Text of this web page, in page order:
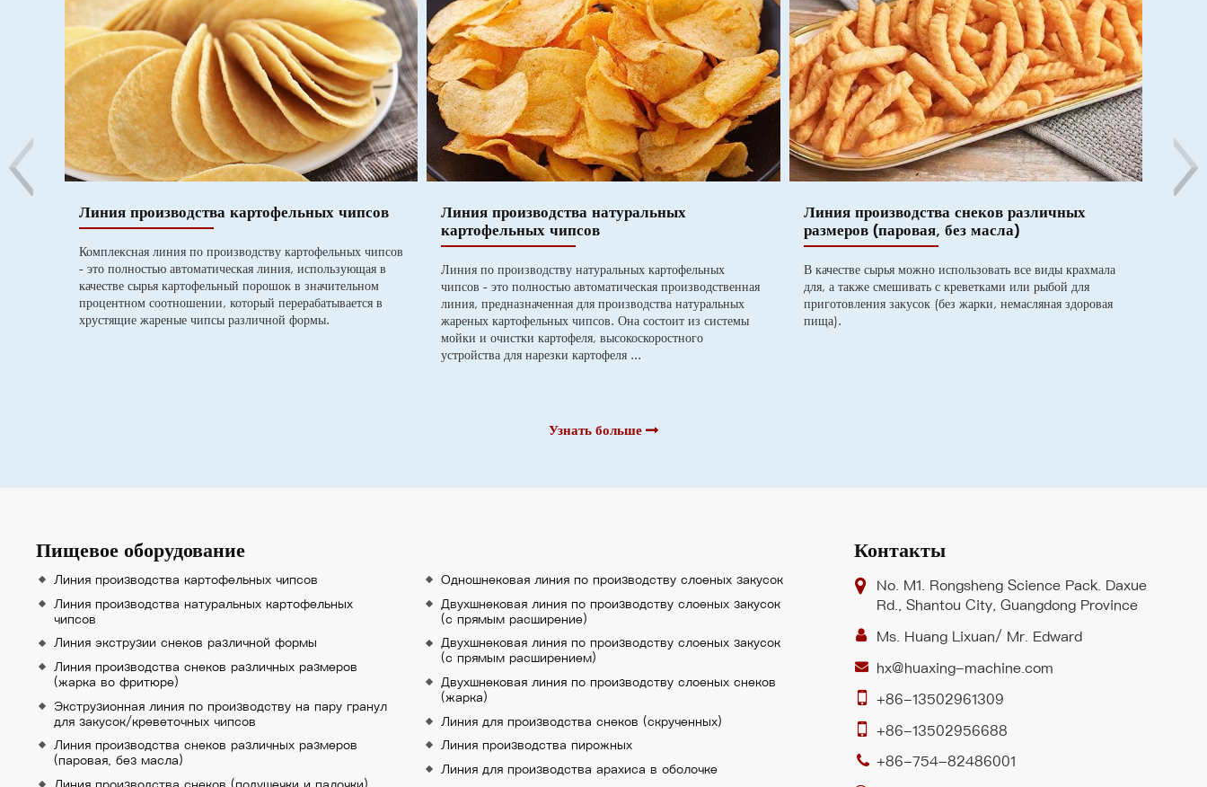
Линия производства картофельных чипсов
Комплексная линия по производству картофельных чипсов
- это полностью автоматическая линия, использующая в
качестве сырья картофельный порошок в значительном
процентном соотношении, который перерабатывается в
хрустящие жареные чипсы различной формы.
Линия производства натуральных
картофельных чипсов
Линия по производству натуральных картофельных
чипсов - это полностью автоматическая производственная
линия, предназначенная для производства натуральных
жареных картофельных чипсов. Она состоит из системы
мойки и очистки картофеля, высокоскоростного
устройства для нарезки картофеля ...
Линия производства снеков различных
размеров (паровая, без масла)
В качестве сырья можно использовать все виды крахмала
для, а также смешивать с креветками или рыбой для
приготовления закусок (без жарки, немасляная здоровая
пища).
Узнать больше
Пищевое оборудование
Линия производства картофельных чипсов
Линия производства натуральных картофельных
чипсов
Линия экструзии снеков различной формы
Линия производства снеков различных размеров
(жарка во фритюре)
Экструзионная линия по производству на пару гранул
для закусок/креветочных чипсов
Линия производства снеков различных размеров
(паровая, без масла)
Линия производства снеков (подушечки и палочки)
Одношнековая линия по производству слоеных закусок
Двухшнековая линия по производству слоеных закусок
(с прямым расширение)
Двухшнековая линия по производству слоеных закусок
(с прямым расширением)
Двухшнековая линия по производству слоеных снеков
(жарка)
Линия для производства снеков (скрученных)
Линия производства пирожных
Линия для производства арахиса в оболочке
Контакты
No. M1. Rongsheng Science Pack. Daxue
Rd., Shantou City, Guangdong Province
Ms. Huang Lixuan/ Mr. Edward
hx@huaxing-machine.com
+86-13502961309
+86-13502956688
+86-754-82486001